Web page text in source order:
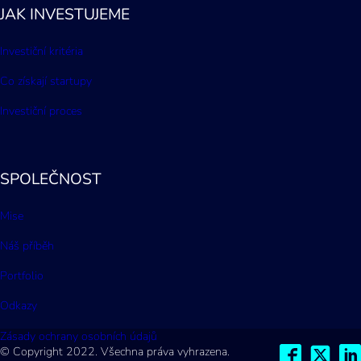
JAK INVESTUJEME
Investiční kritéria
Co získají startupy
Investiční proces
SPOLEČNOST
Mise
Náš příběh
Portfolio
Odkazy
Zásady ochrany osobních údajů
© Copyright 2022. Všechna práva vyhrazena.